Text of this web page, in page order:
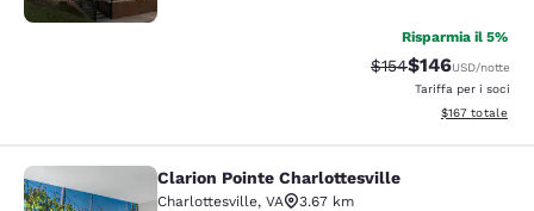
Risparmia il 5%
Tariffa di barratura:
$154Tariffa
$146USD/notte
Tariffa per i soci
Visualizza i
$167 totale
Clarion Pointe Charlottesville
Clarion Pointe Charlottesville
Charlottesville, VA
3.67 km